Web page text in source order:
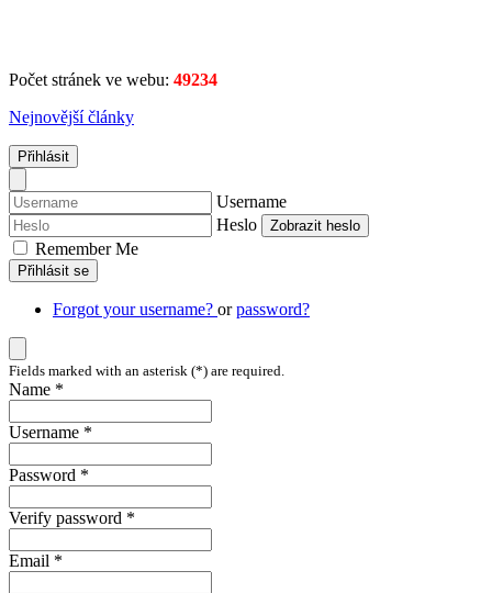
Počet stránek ve webu: 49234
Nejnovější články
Přihlásit
Username
Heslo
Zobrazit heslo
Remember Me
Přihlásit se
Forgot your username? orpassword?
Fields marked with an asterisk (*) are required.
Name *
Username *
Password *
Verify password *
Email *